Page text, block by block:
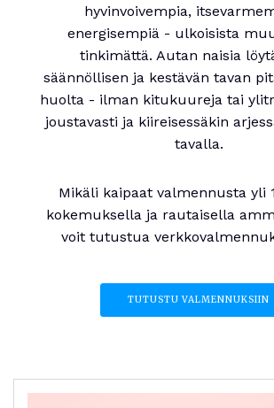
hyvinvoivempia,
energisempiä - ulkoisista
tinkimättä. Autan naisia
säännöllisen ja kestävän tavan
huolta - ilman kitukuureja tai
joustavasti ja kiireisessäkin
tavalla.
Mikäli kaipaat valmennusta yli
kokemuksella ja rautaisella
voit tutustua
TUTUSTU VALMENNUKSIIN